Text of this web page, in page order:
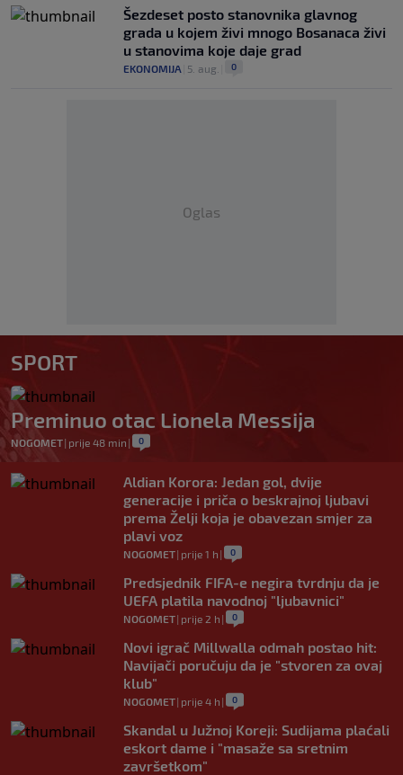
Šezdeset posto stanovnika glavnog
grada u kojem živi mnogo Bosanaca živi
u stanovima koje daje grad
EKONOMIJA 5. aug. 0
Oglas
SPORT
Preminuo otac Lionela Messija
NOGOMET| prije 48 min | 0
Aldian Korora: Jedan gol, dvije
generacije i priča o beskrajnoj ljubavi
prema Želji koja je obavezan smjer za
plavi voz
NOGOMET| prije 1 h | 0
Predsjednik FIFA-e negira tvrdnju da je
UEFA platila navodnoj "ljubavnici"
NOGOMET| prije 2 h | 0
Novi igrač Millwalla odmah postao hit:
Navijači poručuju da je "stvoren za ovaj
klub"
NOGOMET| prije 4 h | 0
Skandal u Južnoj Koreji: Sudijama plaćali
eskort dame i "masaže sa sretnim
završetkom"